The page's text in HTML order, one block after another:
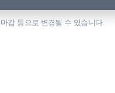
감 등으로 변경될 수 있습니다.